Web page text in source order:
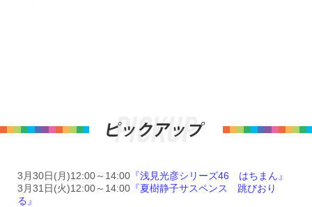
3月30日(月)12:00～14:00 『浅見光彦シリーズ46 はちまん』
3月31日(火)12:00～14:00 『夏樹静子サスペンス 跳びおり
る』